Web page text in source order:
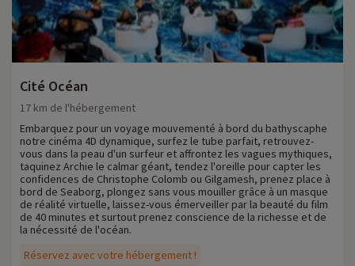
Cité Océan
Réservez avec votre hébergement !
17 km de l'hébergement
Embarquez pour un voyage mouvementé à bord du bathyscaphe
notre cinéma 4D dynamique, surfez le tube parfait, retrouvez-
vous dans la peau d'un surfeur et affrontez les vagues mythiques,
taquinez Archie le calmar géant, tendez l'oreille pour capter les
confidences de Christophe Colomb ou Gilgamesh, prenez place à
bord de Seaborg, plongez sans vous mouiller grâce à un masque
de réalité virtuelle, laissez-vous émerveiller par la beauté du film
de 40 minutes et surtout prenez conscience de la richesse et de
la nécessité de l'océan.